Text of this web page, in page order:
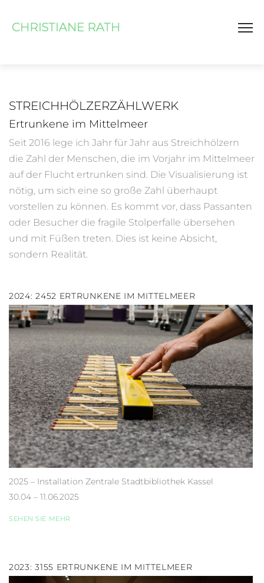
STREICHHÖLZERZÄHLWERK
Ertrunkene im Mittelmeer
Seit 2016 lege ich Jahr für Jahr aus Streichhölzern
die Zahl der Menschen, die im Vorjahr im Mittelmeer
auf der Flucht ertrunken sind. Die Visualisierung ist
nötig, um sich eine so große Zahl überhaupt
vorstellen zu können. Es kommt vor, dass Passanten
oder Besucher die fragile Stolperfalle übersehen
und mit Füßen treten. Dies ist keine Absicht,
sondern Realität.
2024: 2452 ERTRUNKENE IM MITTELMEER
2025 – Installation Zentrale Stadtbibliothek Kassel
30.04 – 11.06.2025
SEHEN SIE MEHR
2023: 3155 ERTRUNKENE IM MITTELMEER